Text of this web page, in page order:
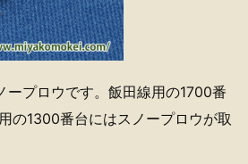
ープロウです。飯田線用の1700番
の1300番台にはスノープロウが取